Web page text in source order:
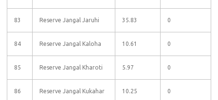
83 Reserve Jangal Jaruhi 35.83 0
84 Reserve Jangal Kaloha 10.61 0
85 Reserve Jangal Kharoti 5.97 0
86 Reserve Jangal Kukahar 10.25 0